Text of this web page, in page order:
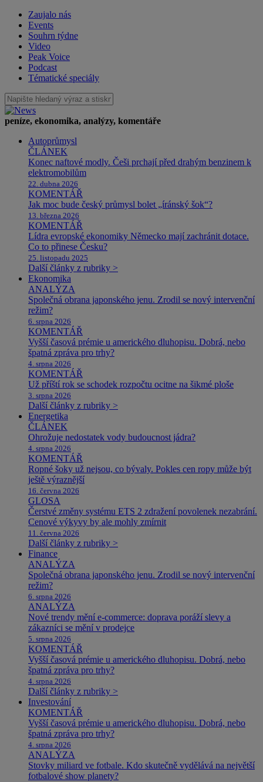
Zaujalo nás
Events
Souhrn týdne
Video
Peak Voice
Podcast
Tématické speciály
peníze, ekonomika, analýzy, komentáře
Autoprůmysl
ČLÁNEK
Konec naftové modly. Češi prchají před drahým benzinem k
elektromobilům
22. dubna 2026
KOMENTÁŘ
Jak moc bude český průmysl bolet „íránský šok“?
13. března 2026
KOMENTÁŘ
Lídra evropské ekonomiky Německo mají zachránit dotace.
Co to přinese Česku?
25. listopadu 2025
Další články z rubriky >
Ekonomika
ANALÝZA
Společná obrana japonského jenu. Zrodil se nový intervenční
režim?
6. srpna 2026
KOMENTÁŘ
Vyšší časová prémie u amerického dluhopisu. Dobrá, nebo
špatná zpráva pro trhy?
4. srpna 2026
KOMENTÁŘ
Už příští rok se schodek rozpočtu ocitne na šikmé ploše
3. srpna 2026
Další články z rubriky >
Energetika
ČLÁNEK
Ohrožuje nedostatek vody budoucnost jádra?
4. srpna 2026
KOMENTÁŘ
Ropné šoky už nejsou, co bývaly. Pokles cen ropy může být
ještě výraznější
16. června 2026
GLOSA
Čerstvé změny systému ETS 2 zdražení povolenek nezabrání.
Cenové výkyvy by ale mohly zmírnit
11. června 2026
Další články z rubriky >
Finance
ANALÝZA
Společná obrana japonského jenu. Zrodil se nový intervenční
režim?
6. srpna 2026
ANALÝZA
Nové trendy mění e-commerce: doprava poráží slevy a
zákazníci se mění v prodejce
5. srpna 2026
KOMENTÁŘ
Vyšší časová prémie u amerického dluhopisu. Dobrá, nebo
špatná zpráva pro trhy?
4. srpna 2026
Další články z rubriky >
Investování
KOMENTÁŘ
Vyšší časová prémie u amerického dluhopisu. Dobrá, nebo
špatná zpráva pro trhy?
4. srpna 2026
ANALÝZA
Stovky miliard ve fotbale. Kdo skutečně vydělává na největší
fotbalové show planety?